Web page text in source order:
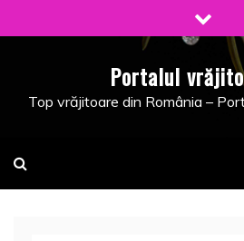
to
Portalul
Top vrăjitoare din România –